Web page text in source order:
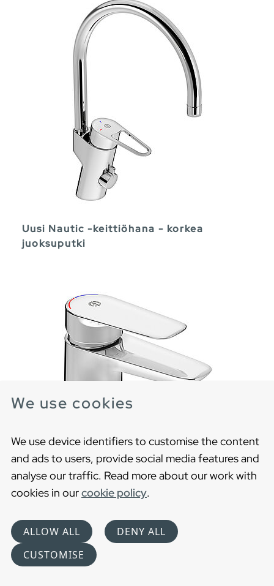
We use cookies
We use device identifiers to customise the content
and ads to users, provide social media features and
analyse our traffic. Read more about our work with
cookies in ourcookie policy.
ALLOW ALL
DENY ALL
CUSTOMISE
Uusi Nautic -keittiöhana - korkea
juoksuputki
Pesuallashana Atlantic
tasolle Luonnollinen, nykyaikainen ja tyyliltään
pelkistetty malli, joka edustaa aitoa Gustavsberg-
laatua.